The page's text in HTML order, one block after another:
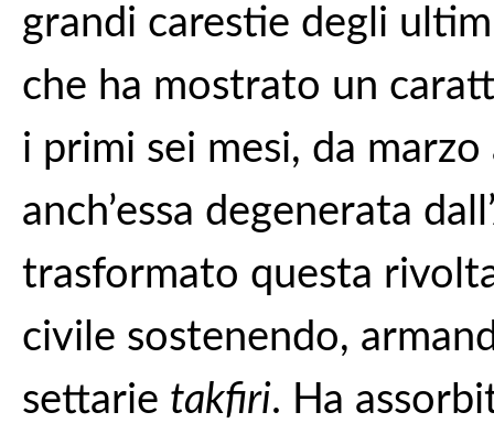
grandi carestie degli
che ha mostrato un
i primi sei mesi, da
anch’essa degenerata
trasformato questa
civile sostenendo,
settarie takfiri. Ha